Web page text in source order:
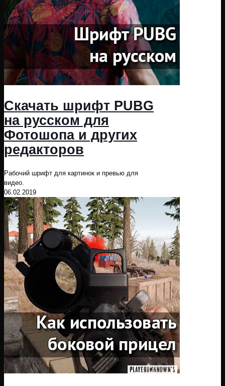
Скачать шрифт PUBG
на русском для
Фотошопа и других
редакторов
Рабочий шрифт для картинок и превью для
видео.
06.02.2019